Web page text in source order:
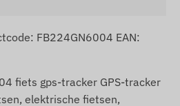
FB224GN6004 EAN:
fiets gps-tracker GPS-tracker
elektrische fietsen,